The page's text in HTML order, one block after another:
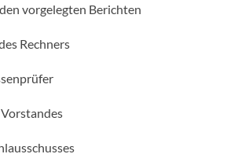
vorgelegten Berichten
Rechners